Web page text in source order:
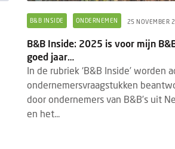
B&B INSIDE ONDERNEMEN 25 NOVEMBER
B&B Inside: 2025 is voor mijn
goed jaar…
In de rubriek ‘B&B Inside’ worden
ondernemersvraagstukken
door ondernemers van B&B’s uit
en het...